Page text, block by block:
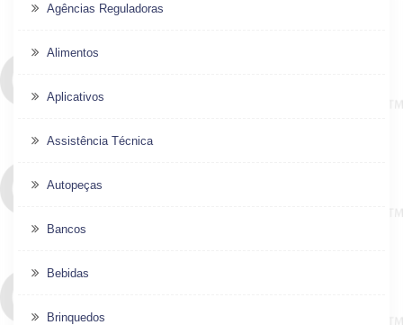
Agências Reguladoras
Alimentos
Aplicativos
Assistência Técnica
Autopeças
Bancos
Bebidas
Brinquedos